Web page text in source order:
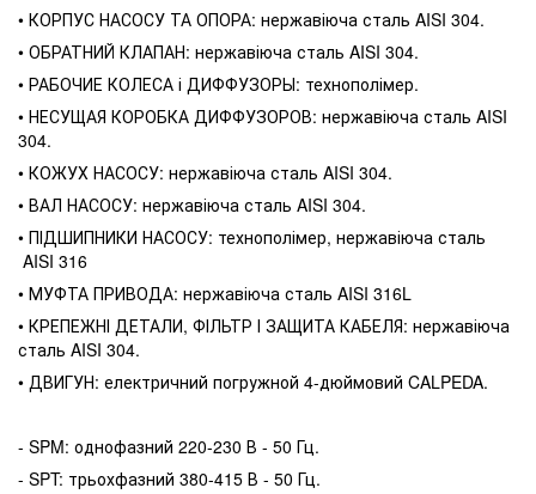
• КОРПУС НАСОСУ ТА ОПОРА: нержавіюча сталь AISI 304.
• ОБРАТНИЙ КЛАПАН: нержавіюча сталь AISI 304.
• РАБОЧИЕ КОЛЕСА і ДИФФУЗОРЫ: технополімер.
• НЕСУЩАЯ КОРОБКА ДИФФУЗОРОВ: нержавіюча сталь AISI
304.
• КОЖУХ НАСОСУ: нержавіюча сталь AISI 304.
• ВАЛ НАСОСУ: нержавіюча сталь AISI 304.
• ПІДШИПНИКИ НАСОСУ: технополімер, нержавіюча сталь
AISI 316
• МУФТА ПРИВОДА: нержавіюча сталь AISI 316L
• КРЕПЕЖНІ ДЕТАЛИ, ФІЛЬТР І ЗАЩИТА КАБЕЛЯ: нержавіюча
сталь AISI 304.
• ДВИГУН: електричний погружной 4-дюймовий CALPEDA.
- SPM: однофазний 220-230 В - 50 Гц.
- SPT: трьохфазний 380-415 В - 50 Гц.